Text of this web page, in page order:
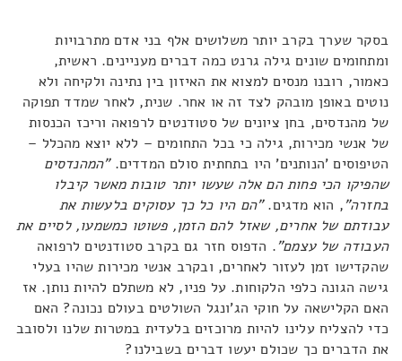
בסקר שערך בקרב יותר משלושים אלף בני אדם מתרבויות
ומתחומים שונים גילה גרנט כמה דברים מעניינים. ראשית,
כאמור, רובנו מנסים למצוא את האיזון בין נתינה ולקיחה ולא
נוטים באופן מובהק לצד זה או אחר. שנית, לאחר שמדד תפוקה
של מהנדסים, בחן ציונים של סטודנטים לרפואה וריכז הכנסות
של אנשי מכירות, גילה כי בכל התחומים – ללא יוצא מהכלל –
הטיפוסים 'הנותנים' היו בתחתית סולם המדדים."המהנדסים
שהפיקו הכי פחות הם אלה שעשו יותר טובות מאשר קיבלו
בחזרה", הוא מדגים."הם היו כל כך עסוקים בלעשות את
עבודתם של אחרים, שאזל להם הזמן, פשוטו כמשמעו, לסיים את
העבודה של עצמם". הדפוס חזר גם בקרב סטודנטים לרפואה
שהקדישו זמן לעזור לאחרים, ובקרב אנשי מכירות שהיו בעלי
גישה הגונה כלפי הלקוחות. על פניו, לא משתלם להיות נותן. אז
האם הקלישאה על חוקי הג'ונגל השולטים בעולם נכונה? האם
כדי להצליח עלינו להיות מרוכזים בלעדית במטרות שלנו ולסובב
את הדברים כך שכולם יעשו דברים בשבילנו?